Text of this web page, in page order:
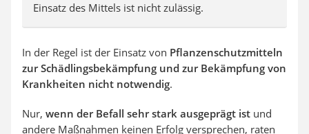
Einsatz des Mittels ist nicht zulässig.
In der Regel ist der Einsatz von Pflanzenschutzmitteln
zur Schädlingsbekämpfung und zur Bekämpfung von
Krankheiten nicht notwendig.
Nur, wenn der Befall sehr stark ausgeprägt ist und
andere Maßnahmen keinen Erfolg versprechen, raten